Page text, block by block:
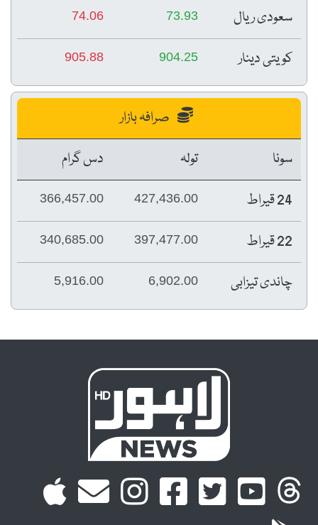
سعودی ریال 73.93
74.06
کویتی دینار 904.25
905.88
صرافہ بازار
سونا
تولہ
دس گرام
24 قیراط
427,436.00
366,457.00
22 قیراط 397,477.00
340,685.00
چاندی تیزابی 6,902.00
5,916.00